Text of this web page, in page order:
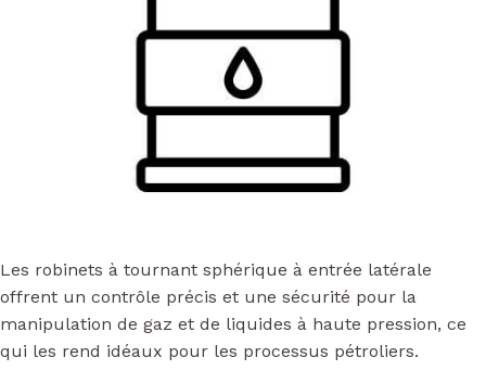
Les robinets à tournant sphérique à entrée latérale
offrent un contrôle précis et une sécurité pour la
manipulation de gaz et de liquides à haute pression, ce
qui les rend idéaux pour les processus pétroliers.